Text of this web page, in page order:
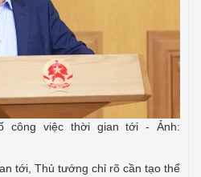
công việc thời gian tới - Ảnh:
tới, Thủ tướng chỉ rõ cần tạo thể